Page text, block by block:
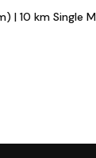
| 10 km Single